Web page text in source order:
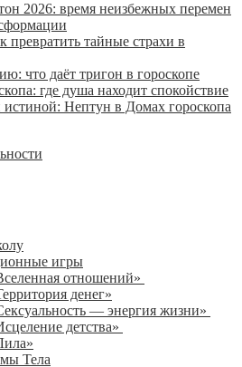
2026: время неизбежных перемен
превратить тайные страхи в
что даёт тригон в гороскопе
где душа находит спокойствие
Нептун в Домах гороскопа
игры
отношений»
денег»
— энергия жизни»
детства»
Тела